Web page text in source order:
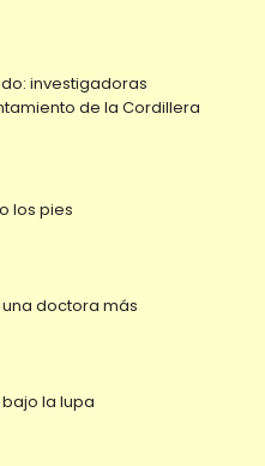
investigadoras
de la Cordillera
los pies
doctora más
la lupa